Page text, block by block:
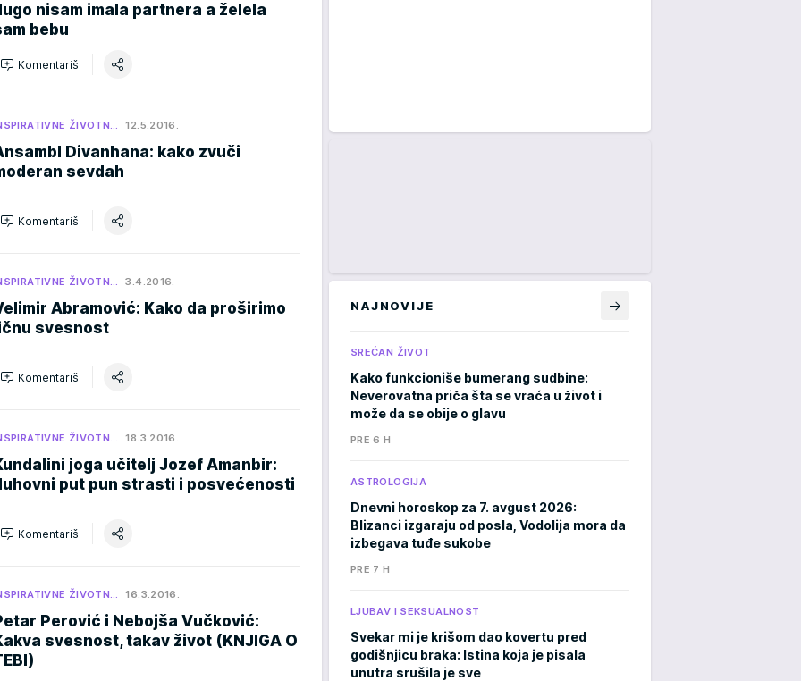
nisam imala partnera a želela
bebu
Komentariši
ŽIVOTN… 12.5.2016.
Divanhana: kako zvuči
sevdah
Komentariši
ŽIVOTN… 3.4.2016.
Abramović: Kako da proširimo
svesnost
Komentariši
ŽIVOTN… 18.3.2016.
joga učitelj Jozef Amanbir:
put pun strasti i posvećenosti
Komentariši
ŽIVOTN… 16.3.2016.
Perović i Nebojša Vučković:
svesnost, takav život (KNJIGA O
NAJNOVIJE
SREĆAN ŽIVOT
Kako funkcioniše bumerang sudbine:
Neverovatna priča šta se vraća u život i
može da se obije o glavu
PRE 6 H
ASTROLOGIJA
Dnevni horoskop za 7. avgust 2026:
Blizanci izgaraju od posla, Vodolija mora da
izbegava tuđe sukobe
PRE 7 H
LJUBAV I SEKSUALNOST
Svekar mi je krišom dao kovertu pred
godišnjicu braka: Istina koja je pisala
unutra srušila je sve